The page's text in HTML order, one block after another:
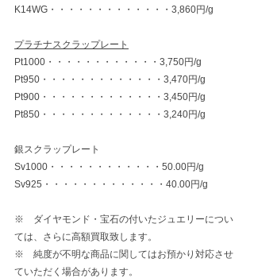
K14WG・・・・・・・・・・・・・3,860円/g
プラチナスクラップレート
Pt1000・・・・・・・・・・・・3,750円/g
Pt950・・・・・・・・・・・・・3,470円/g
Pt900・・・・・・・・・・・・・3,450円/g
Pt850・・・・・・・・・・・・・3,240円/g
銀スクラップレート
Sv1000・・・・・・・・・・・・50.00円/g
Sv925・・・・・・・・・・・・・40.00円/g
※　ダイヤモンド・宝石の付いたジュエリーについ
ては、さらに高額買取致します。
※　純度が不明な商品に関してはお預かり対応させ
ていただく場合があります。